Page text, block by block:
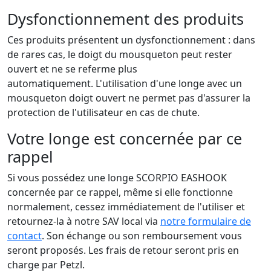
Dysfonctionnement des produits
Ces produits présentent un dysfonctionnement : dans
de rares cas, le doigt du mousqueton peut rester
ouvert et ne se referme plus
automatiquement. L'utilisation d'une longe avec un
mousqueton doigt ouvert ne permet pas d'assurer la
protection de l'utilisateur en cas de chute.
Votre longe est concernée par ce
rappel
Si vous possédez une longe SCORPIO EASHOOK
concernée par ce rappel, même si elle fonctionne
normalement, cessez immédiatement de l'utiliser et
retournez-la à notre SAV local via notre formulaire de
contact. Son échange ou son remboursement vous
seront proposés. Les frais de retour seront pris en
charge par Petzl.